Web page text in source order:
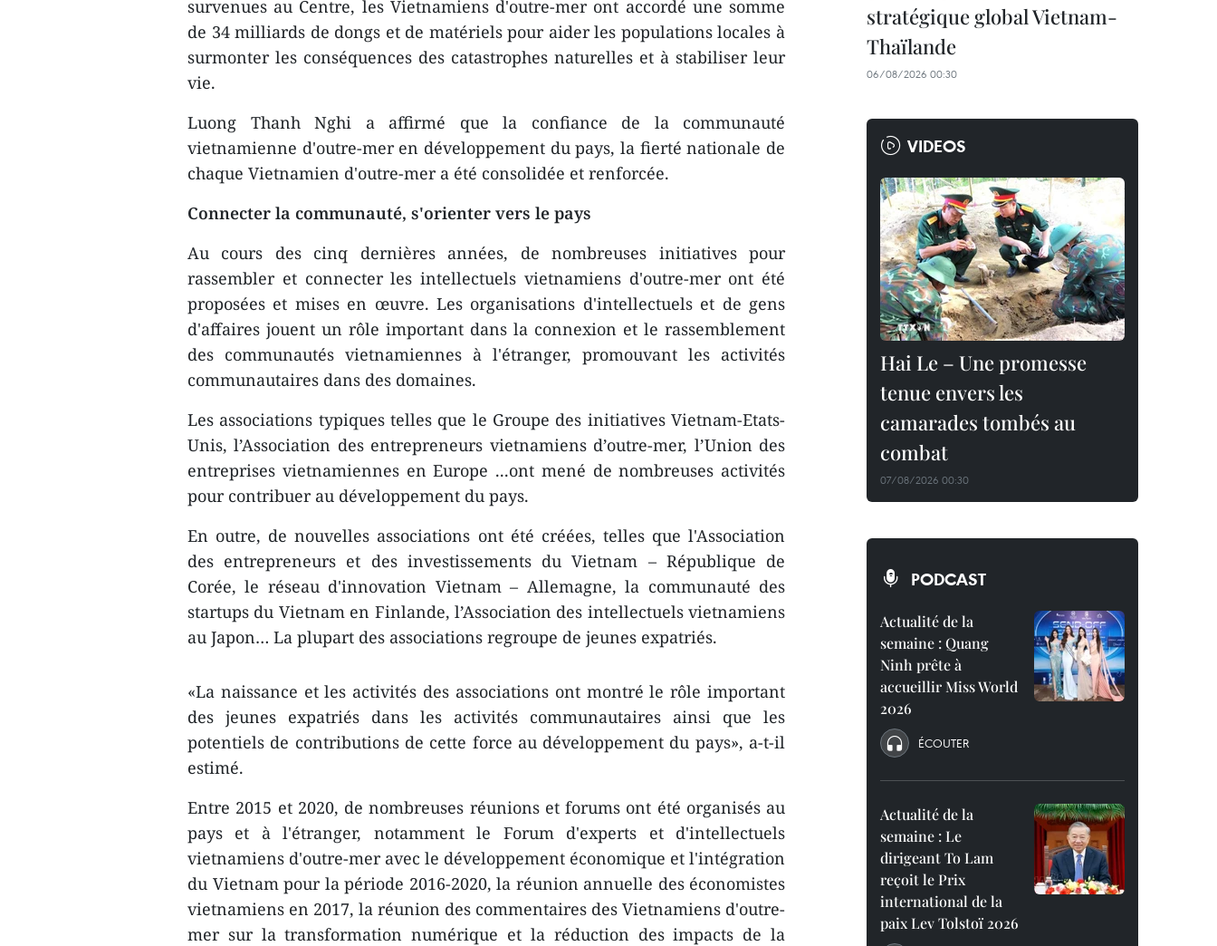
survenues au Centre, les Vietnamiens d'outre-mer ont accordé une somme
de 34 milliards de dongs et de matériels pour aider les populations locales à
surmonter les conséquences des catastrophes naturelles et à stabiliser leur
vie.
Luong Thanh Nghi a affirmé que la confiance de la communauté
vietnamienne d'outre-mer en développement du pays, la fierté nationale de
chaque Vietnamien d'outre-mer a été consolidée et renforcée.
Connecter la communauté, s'orienter vers le pays
Au cours des cinq dernières années, de nombreuses initiatives pour
rassembler et connecter les intellectuels vietnamiens d'outre-mer ont été
proposées et mises en œuvre. Les organisations d'intellectuels et de gens
d'affaires jouent un rôle important dans la connexion et le rassemblement
des communautés vietnamiennes à l'étranger, promouvant les activités
communautaires dans des domaines.
Les associations typiques telles que le Groupe des initiatives Vietnam-Etats-
Unis, l’Association des entrepreneurs vietnamiens d’outre-mer, l’Union des
entreprises vietnamiennes en Europe ...ont mené de nombreuses activités
pour contribuer au développement du pays.
En outre, de nouvelles associations ont été créées, telles que l'Association
des entrepreneurs et des investissements du Vietnam – République de
Corée, le réseau d'innovation Vietnam – Allemagne, la communauté des
startups du Vietnam en Finlande, l’Association des intellectuels vietnamiens
au Japon… La plupart des associations regroupe de jeunes expatriés.
«La naissance et les activités des associations ont montré le rôle important
des jeunes expatriés dans les activités communautaires ainsi que les
potentiels de contributions de cette force au développement du pays», a-t-il
estimé.
Entre 2015 et 2020, de nombreuses réunions et forums ont été organisés au
pays et à l'étranger, notamment le Forum d'experts et d'intellectuels
vietnamiens d'outre-mer avec le développement économique et l'intégration
du Vietnam pour la période 2016-2020, la réunion annuelle des économistes
vietnamiens en 2017, la réunion des commentaires des Vietnamiens d'outre-
mer sur la transformation numérique et la réduction des impacts de la
stratégique global Vietnam-
Thaïlande
06/08/2026 00:30
VIDEOS
Hai Le – Une promesse
tenue envers les
camarades tombés au
combat
07/08/2026 00:30
PODCAST
Actualité de la
semaine : Quang
Ninh prête à
accueillir Miss World
2026
ÉCOUTER
Actualité de la
semaine : Le
dirigeant To Lam
reçoit le Prix
international de la
paix Lev Tolstoï 2026